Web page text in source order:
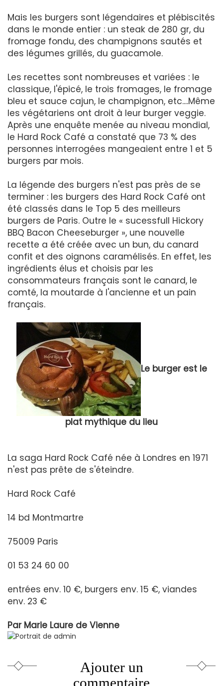
Mais les burgers sont légendaires et plébiscités
dans le monde entier : un steak de 280 gr, du
fromage fondu, des champignons sautés et
des légumes grillés, du guacamole.
Les recettes sont nombreuses et variées : le
classique, l'épicé, le trois fromages, le fromage
bleu et sauce cajun, le champignon, etc....Même
les végétariens ont droit à leur burger veggie.
Après une enquête menée au niveau mondial,
le Hard Rock Café a constaté que 73 % des
personnes interrogées mangeaient entre 1 et 5
burgers par mois.
La légende des burgers n'est pas près de se
terminer : les burgers des Hard Rock Café ont
été classés dans le Top 5 des meilleurs
burgers de Paris. Outre le « sucessfull Hickory
BBQ Bacon Cheeseburger », une nouvelle
recette a été créée avec un bun, du canard
confit et des oignons caramélisés. En effet, les
ingrédients élus et choisis par les
consommateurs français sont le canard, le
comté, la moutarde à l'ancienne et un pain
français.
Le burger est le
plat mythique du lieu
La saga Hard Rock Café née à Londres en 1971
n'est pas prête de s'éteindre.
Hard Rock Café
14 bd Montmartre
75009 Paris
01 53 24 60 00
entrées env. 10 €, burgers env. 15 €, viandes
env. 23 €
Par Marie Laure de Vienne
Ajouter un
commentaire